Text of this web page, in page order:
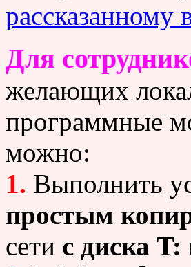
рассказанному
Для
желающих
программные
можно:
1. Выполнить
простым
сети с диска T: